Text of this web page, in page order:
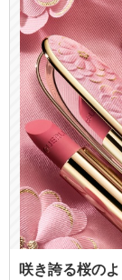
咲き誇る桜の